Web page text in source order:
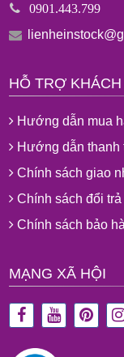
0901.443.799
HỖ TRỢ
Hướng dẫn mua
Hướng dẫn thanh
Chính sách giao
Chính sách đổi trả
Chính sách bảo
MẠNG XÃ HỘI